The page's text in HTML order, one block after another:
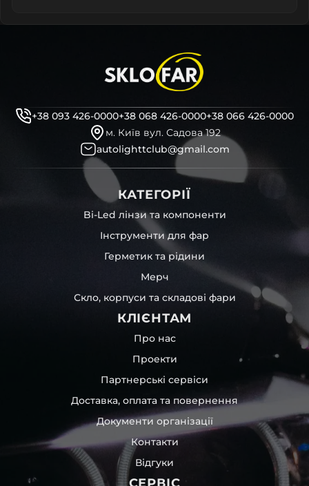
+38 093 426-0000+38 068 426-0000+38 066 426-0000
м. Київ вул. Садова 192
autolighttclub@gmail.com
КАТЕГОРІЇ
Bi-Led лінзи та компоненти
Інструменти для фар
Герметик та рідини
Мерч
Скло, корпуси та складові фари
КЛІЄНТАМ
Про нас
Проекти
Партнерські сервіси
Доставка, оплата та повернення
Документи організації
Контакти
Відгуки